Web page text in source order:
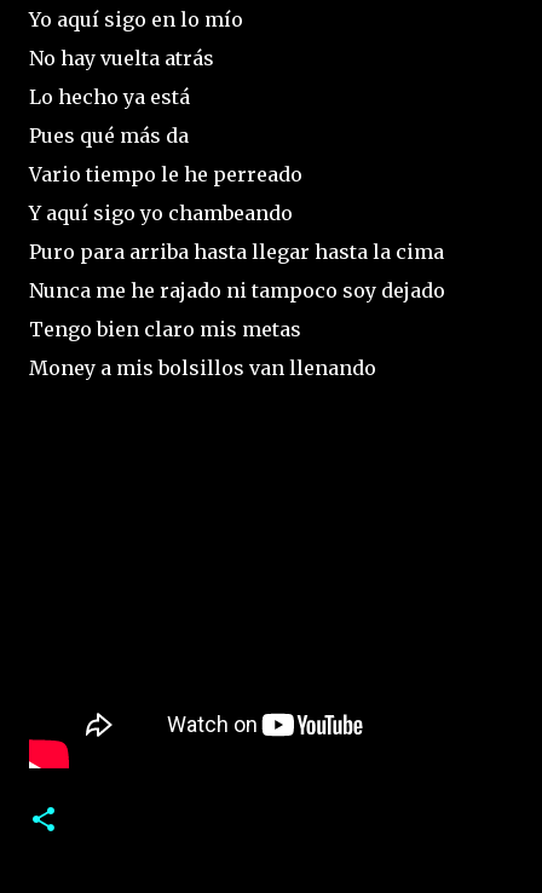
Yo aquí sigo en lo mío
No hay vuelta atrás
Lo hecho ya está
Pues qué más da
Vario tiempo le he perreado
Y aquí sigo yo chambeando
Puro para arriba hasta llegar hasta la cima
Nunca me he rajado ni tampoco soy dejado
Tengo bien claro mis metas
Money a mis bolsillos van llenando